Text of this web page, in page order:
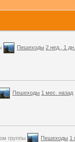
Пешеходы 2 нед., 1
Пешеходы 1 мес. назад
группы Пешеходы 1